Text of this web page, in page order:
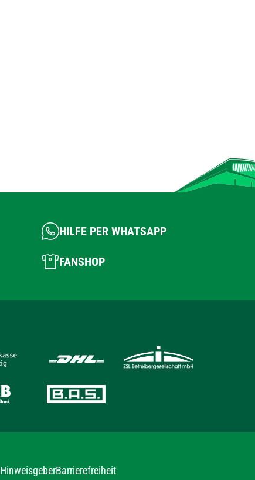
HILFE PER WHATSAPP
FANSHOP
HinweisgeberBarrierefreiheit